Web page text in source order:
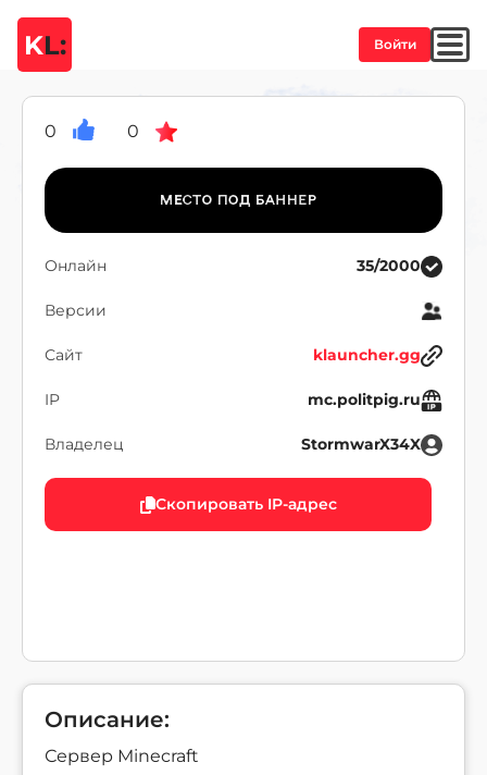
KL: Войти
0 0
Онлайн 35/2000
Версии
Сайт klauncher.gg
IP mc.politpig.ru
Владелец StormwarX34X
Скопировать IP-адрес
Описание:
Сервер Minecraft